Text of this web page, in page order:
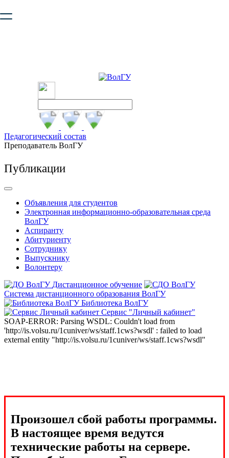
безопасную работу с сайтом. Пожалуйста
Педагогический состав
Преподаватель ВолГУ
Публикации
Объявления для студентов
Электронная информационно-образовательная среда
ВолГУ
Аспиранту
Абитуриенту
Сотруднику
Выпускнику
Волонтеру
Дистанционное обучение
Система дистанционного образования ВолГУ
Библиотека ВолГУ
Сервис "Личный кабинет"
SOAP-ERROR: Parsing WSDL: Couldn't load from
'http://is.volsu.ru/1cuniver/ws/staff.1cws?wsdl' : failed to load
external entity "http://is.volsu.ru/1cuniver/ws/staff.1cws?wsdl"
Произошел сбой работы программы.
В настоящее время ведутся
технические работы на сервере.